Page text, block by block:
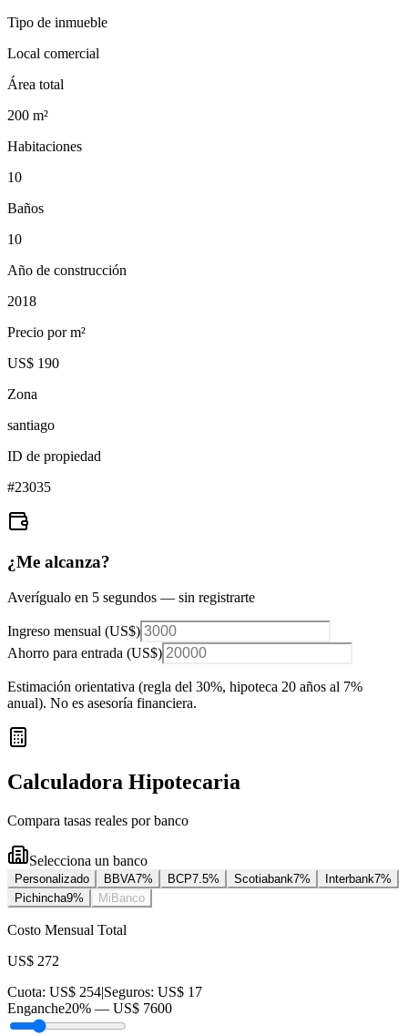
Tipo de inmueble
Local comercial
Área total
200 m²
Habitaciones
10
Baños
10
Año de construcción
2018
Precio por m²
US$ 190
Zona
santiago
ID de propiedad
#23035
¿Me alcanza?
Averígualo en 5 segundos — sin registrarte
Ingreso mensual (US$)
Ahorro para entrada (US$)
Estimación orientativa (regla del 30%, hipoteca 20 años al 7%
anual). No es asesoría financiera.
Calculadora Hipotecaria
Compara tasas reales por banco
Selecciona un banco
Personalizado BBVA7% BCP7.5% Scotiabank7% Interbank7%
Pichincha9% MiBanco
Costo Mensual Total
US$ 272
Cuota: US$ 254|Seguros: US$ 17
Enganche20% — US$ 7600